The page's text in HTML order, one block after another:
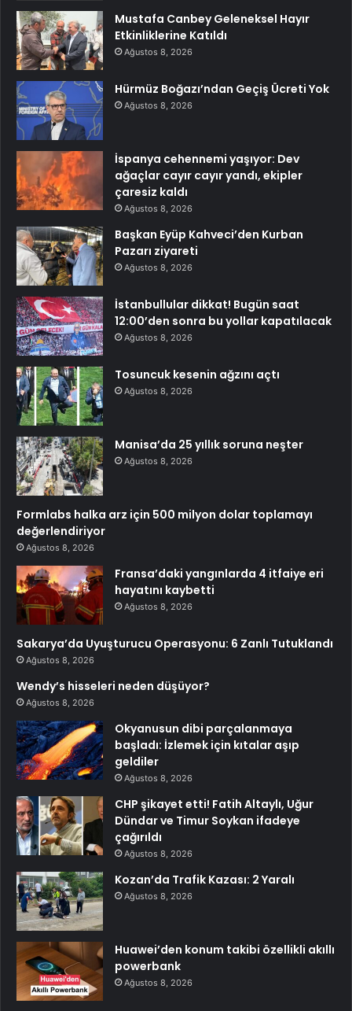
Mustafa Canbey Geleneksel Hayır
Etkinliklerine Katıldı
Ağustos 8, 2026
Hürmüz Boğazı’ndan Geçiş Ücreti Yok
Ağustos 8, 2026
İspanya cehennemi yaşıyor: Dev
ağaçlar cayır cayır yandı, ekipler
çaresiz kaldı
Ağustos 8, 2026
Başkan Eyüp Kahveci’den Kurban
Pazarı ziyareti
Ağustos 8, 2026
İstanbullular dikkat! Bugün saat
12:00’den sonra bu yollar kapatılacak
Ağustos 8, 2026
Tosuncuk kesenin ağzını açtı
Ağustos 8, 2026
Manisa’da 25 yıllık soruna neşter
Ağustos 8, 2026
Formlabs halka arz için 500 milyon dolar toplamayı
değerlendiriyor
Ağustos 8, 2026
Fransa’daki yangınlarda 4 itfaiye eri
hayatını kaybetti
Ağustos 8, 2026
Sakarya’da Uyuşturucu Operasyonu: 6 Zanlı Tutuklandı
Ağustos 8, 2026
Wendy’s hisseleri neden düşüyor?
Ağustos 8, 2026
Okyanusun dibi parçalanmaya
başladı: İzlemek için kıtalar aşıp
geldiler
Ağustos 8, 2026
CHP şikayet etti! Fatih Altaylı, Uğur
Dündar ve Timur Soykan ifadeye
çağırıldı
Ağustos 8, 2026
Kozan’da Trafik Kazası: 2 Yaralı
Ağustos 8, 2026
Huawei’den konum takibi özellikli akıllı
powerbank
Ağustos 8, 2026